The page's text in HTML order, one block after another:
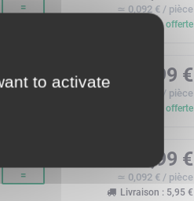
= ≃ 0,092 € / pièce
Livraison offerte
=
229,99 €
≃ 0,092 € / pièce
Livraison offerte
=
229,99 €
≃ 0,092 € / pièce
Livraison : 5,95 €
to activate